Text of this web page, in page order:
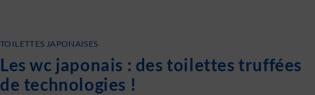
TOILETTES JAPONAISES
Les wc japonais : des toilettes truffées
de technologies !